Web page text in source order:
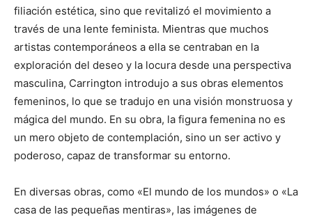
filiación estética, sino que revitalizó el movimiento a
través de una lente feminista. Mientras que muchos
artistas contemporáneos a ella se centraban en la
exploración del deseo y la locura desde una perspectiva
masculina, Carrington introdujo a sus obras elementos
femeninos, lo que se tradujo en una visión monstruosa y
mágica del mundo. En su obra, la figura femenina no es
un mero objeto de contemplación, sino un ser activo y
poderoso, capaz de transformar su entorno.
En diversas obras, como «El mundo de los mundos» o «La
casa de las pequeñas mentiras», las imágenes de